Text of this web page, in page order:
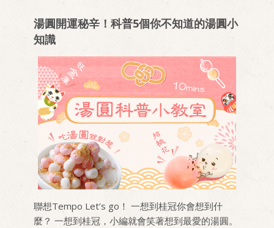
湯圓開運秘辛！科普5個你不知道的湯圓小
知識
聯想Tempo Let’s go！ 一想到桂冠你會想到什
麼？ 一想到桂冠，小編就會笑著想到最愛的湯圓。